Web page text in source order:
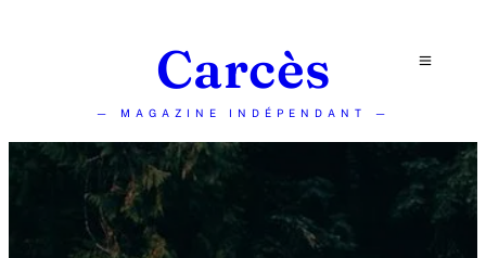
Carcès
— MAGAZINE INDÉPENDANT —